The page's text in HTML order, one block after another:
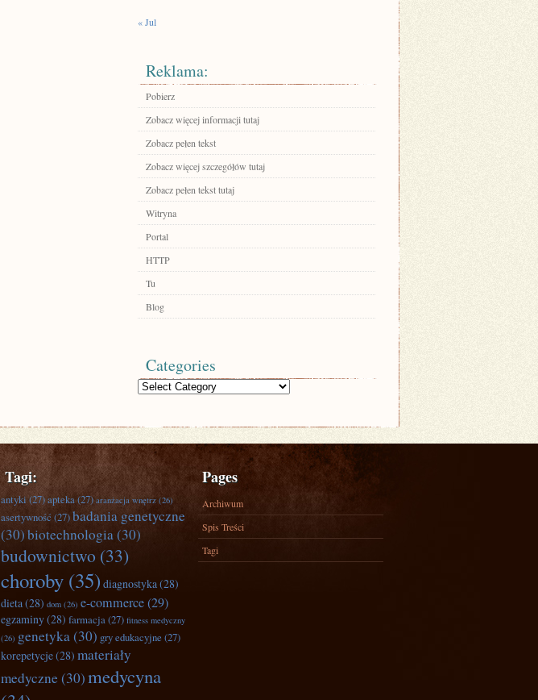
« Jul
Reklama:
Pobierz
Zobacz więcej informacji tutaj
Zobacz pełen tekst
Zobacz więcej szczegółów tutaj
Zobacz pełen tekst tutaj
Witryna
Portal
HTTP
Tu
Blog
Categories
Categories
Tagi:
antyki(27)apteka(27) aranżacja wnętrz (26)
asertywność (27)badania genetyczne
(30)biotechnologia(30)
budownictwo (33)
choroby (35) diagnostyka(28)
dieta(28) dom (26) e-commerce(29)
egzaminy(28) farmacja(27) fitness medyczny
(26) genetyka(30) gry edukacyjne (27)
korepetycje(28) materiały
medyczne (30)medycyna
Pages
Archiwum
Spis Treści
Tagi